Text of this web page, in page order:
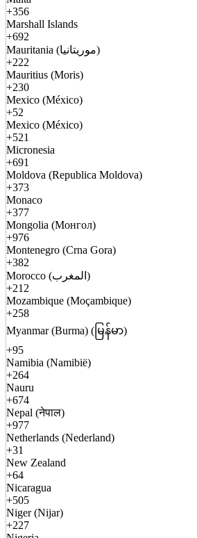
+356
Marshall Islands
+692
Mauritania (موريتانيا)
+222
Mauritius (Moris)
+230
Mexico (México)
+52
Mexico (México)
+521
Micronesia
+691
Moldova (Republica Moldova)
+373
Monaco
+377
Mongolia (Монгол)
+976
Montenegro (Crna Gora)
+382
Morocco (المغرب)
+212
Mozambique (Moçambique)
+258
Myanmar (Burma) (မြန်မာ)
+95
Namibia (Namibië)
+264
Nauru
+674
Nepal (नेपाल)
+977
Netherlands (Nederland)
+31
New Zealand
+64
Nicaragua
+505
Niger (Nijar)
+227